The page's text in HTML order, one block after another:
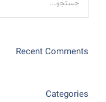
برای:
Recent Comments
Categories